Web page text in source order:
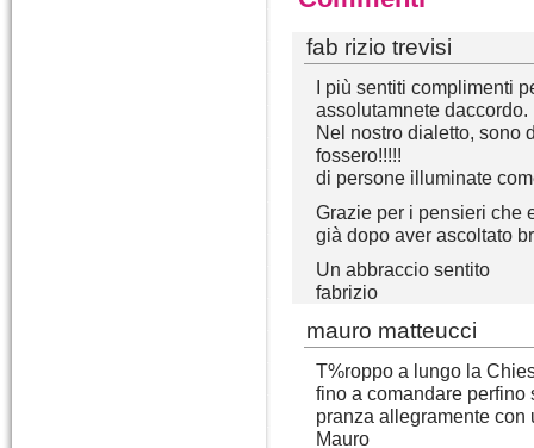
fab rizio trevisi
I più sentiti complimenti
assolutamnete daccordo.
Nel nostro dialetto, sono
fossero!!!!!
di persone illuminate
Grazie per i pensieri che
già dopo aver ascoltato
Un abbraccio sentito
fabrizio
mauro matteucci
T%roppo a lungo la
fino a comandare
pranza allegramente con
Mauro